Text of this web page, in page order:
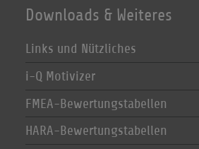
Downloads & Weiteres
Links und Nützliches
i-Q Motivizer
FMEA-Bewertungstabellen
HARA-Bewertungstabellen